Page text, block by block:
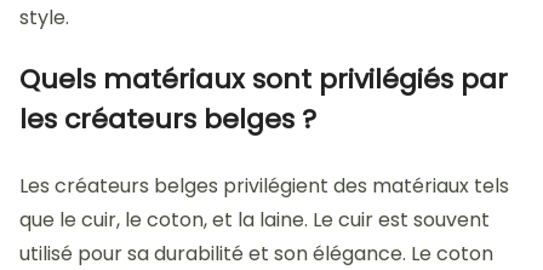
style.
Quels matériaux sont privilégiés par
les créateurs belges ?
Les créateurs belges privilégient des matériaux tels
que le cuir, le coton, et la laine. Le cuir est souvent
utilisé pour sa durabilité et son élégance. Le coton